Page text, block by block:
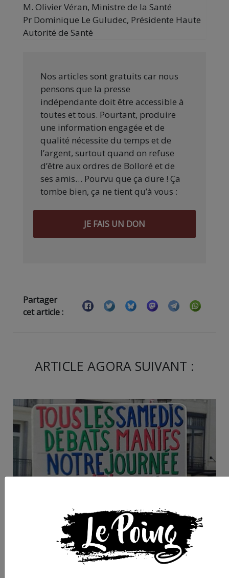
M. Olivier Véran, Ministre de la Santé
Pr Dominique Le Guludec, Présidente Haute
Autorité de Santé
Nos articles sont gratuits car nous
pensons que la presse
indépendante doit être accessible à
toutes et tous. Pourtant, produire
une information engagée et de
qualité nécessite du temps et de
l’argent, surtout quand on refuse
d’être aux ordres de Bolloré et de
ses amis… Pourvu que ça dure ! Ça
tombe bien, ça ne tient qu’à vous :
JE FAIS UN DON
Partager
cet article :
ARTICLE AGORA SUIVANT :
Communiqué du
contre la LSG